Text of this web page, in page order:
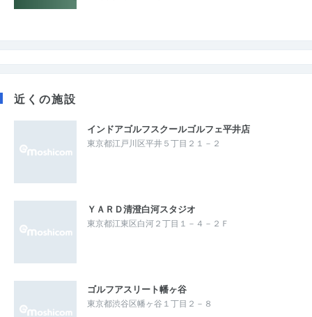
近くの施設
インドアゴルフスクールゴルフェ平井店
東京都江戸川区平井５丁目２１－２
ＹＡＲＤ清澄白河スタジオ
東京都江東区白河２丁目１－４－２Ｆ
ゴルフアスリート幡ヶ谷
東京都渋谷区幡ヶ谷１丁目２－８